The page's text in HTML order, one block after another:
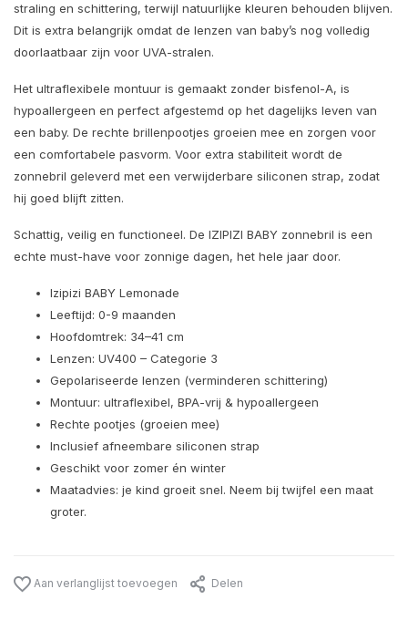
straling en schittering, terwijl natuurlijke kleuren behouden blijven.
Dit is extra belangrijk omdat de lenzen van baby’s nog volledig
doorlaatbaar zijn voor UVA-stralen.
Het ultraflexibele montuur is gemaakt zonder bisfenol-A, is
hypoallergeen en perfect afgestemd op het dagelijks leven van
een baby. De rechte brillenpootjes groeien mee en zorgen voor
een comfortabele pasvorm. Voor extra stabiliteit wordt de
zonnebril geleverd met een verwijderbare siliconen strap, zodat
hij goed blijft zitten.
Schattig, veilig en functioneel. De IZIPIZI BABY zonnebril is een
echte must-have voor zonnige dagen, het hele jaar door.
Izipizi BABY Lemonade
Leeftijd: 0-9 maanden
Hoofdomtrek: 34–41 cm
Lenzen: UV400 – Categorie 3
Gepolariseerde lenzen (verminderen schittering)
Montuur: ultraflexibel, BPA-vrij & hypoallergeen
Rechte pootjes (groeien mee)
Inclusief afneembare siliconen strap
Geschikt voor zomer én winter
Maatadvies: je kind groeit snel. Neem bij twijfel een maat
groter.
Aan verlanglijst toevoegen Delen